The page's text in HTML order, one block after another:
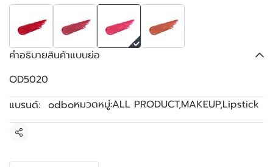
คำอธิบายสินค้าแบบย่อ
OD5020
แบรนด์: odboหมวดหมู่:ALL PRODUCT,MAKEUP,Lipstick
แชร์